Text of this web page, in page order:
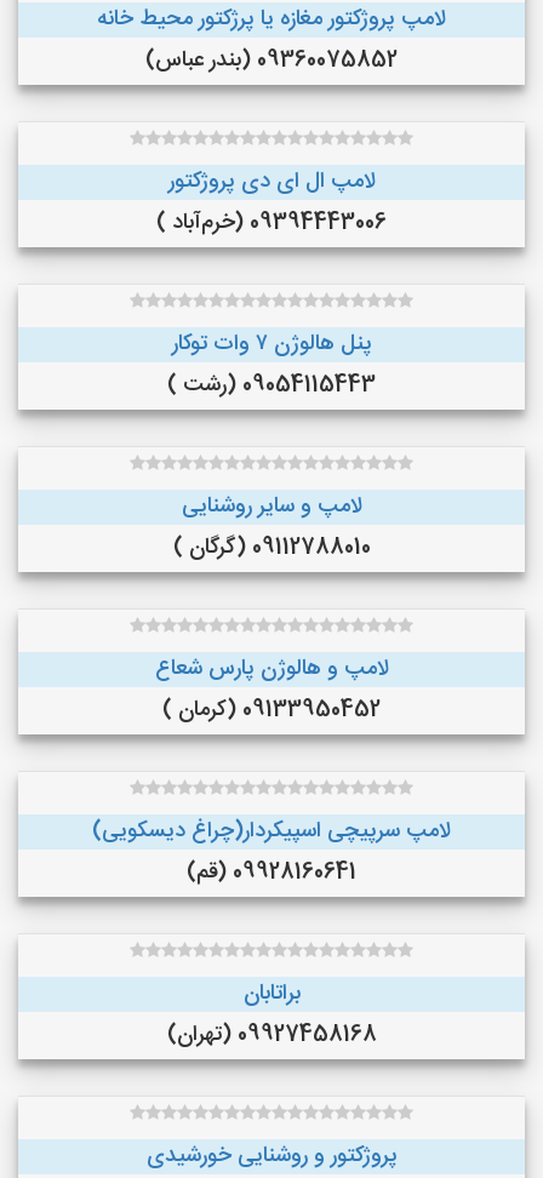
لامپ پروژکتور مغازه یا پرژکتور محیط خانه
09360075852 (بندر عباس)
لامپ ال ای دی پروژکتور
09394443006 (خرم‌آباد )
پنل هالوژن ۷ وات توکار
09054115443 (رشت )
لامپ و سایر روشنایی
09112788010 (گرگان )
لامپ و هالوژن پارس شعاع
09133950452 (کرمان )
لامپ سرپیچی اسپیکردار(چراغ دیسکویی)
09928160641 (قم)
براتابان
09927458168 (تهران)
پروژکتور و روشنایی خورشیدی